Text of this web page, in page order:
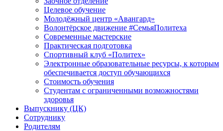
Целевое обучение
Молодёжный центр «Авангард»
Волонтёрское движение #СемьяПолитеха
Современные мастерские
Практическая подготовка
Спортивный клуб «Политех»
Электронные образовательные ресурсы, к которым
обеспечивается доступ обучающихся
Стоимость обучения
Студентам с ограниченными возможностями
здоровья
Выпускнику (ЦК)
Сотруднику
Родителям